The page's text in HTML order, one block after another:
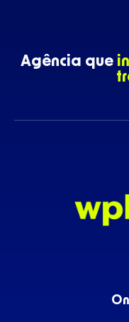
Agência que